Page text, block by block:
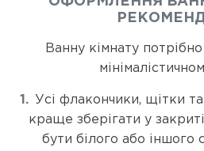
Ванну кімнату
Усі флакончики, щітки та
краще зберігати у
бути білого або іншого